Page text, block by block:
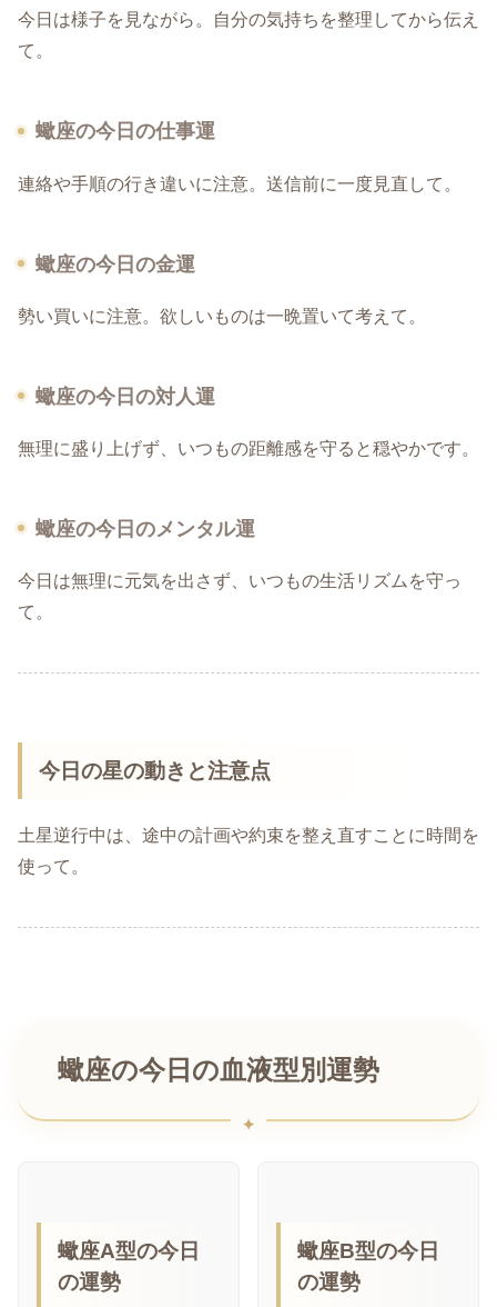
今日は様子を見ながら。自分の気持ちを整理してから伝え
て。
蠍座の今日の仕事運
連絡や手順の行き違いに注意。送信前に一度見直して。
蠍座の今日の金運
勢い買いに注意。欲しいものは一晩置いて考えて。
蠍座の今日の対人運
無理に盛り上げず、いつもの距離感を守ると穏やかです。
蠍座の今日のメンタル運
今日は無理に元気を出さず、いつもの生活リズムを守っ
て。
今日の星の動きと注意点
土星逆行中は、途中の計画や約束を整え直すことに時間を
使って。
蠍座の今日の血液型別運勢
蠍座A型の今日
の運勢
蠍座B型の今日
の運勢